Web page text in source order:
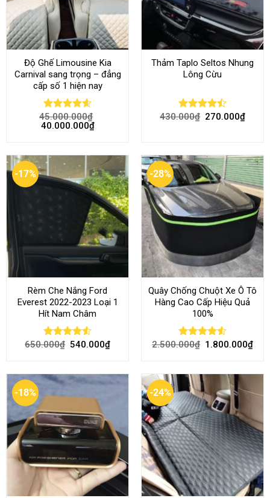
Độ Ghế Limousine Kia
Carnival sang trọng – đẳng
cấp số 1 hiện nay
Rated4.58
out of 5
45.000.000₫
40.000.000₫
Thảm Taplo Seltos Nhung
Lông Cừu
Rated
430.000₫ 270.000₫
-17%
Rèm Che Nắng Ford
Everest 2022-2023 Loại 1
Hít Nam Châm
Rated4.51
650.000₫ 540.000₫
-28%
Quây Chống Chuột Xe Ô Tô
Hàng Cao Cấp Hiệu Quả
100%
Rated 4.51
2.500.000₫ 1.800.000₫
-18% -24%